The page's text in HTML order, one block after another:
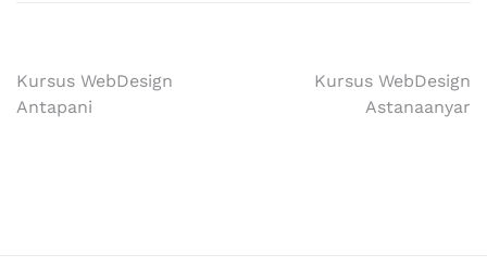
Kursus WebDesign
Antapani
Kursus WebDesign
Astanaanyar